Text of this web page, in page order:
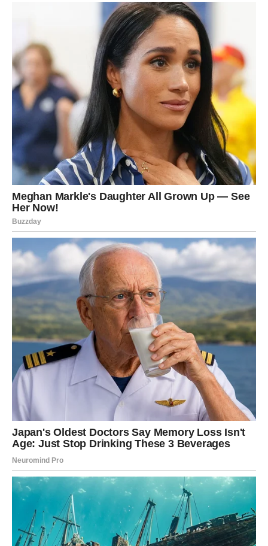
perioda ostvariti nešto o čemu dugo maštaju.
To može biti vezano za posao, ljubav ili jednu veoma
važnu životnu odluku.
Ono što je sigurno jeste činjenica da ćete konačno osjetiti
kako izgleda kada sudbina stane na vašu stranu.
Mnogi Rakovi će tokom ovog perioda dobiti motivaciju i
snagu da naprave promjene koje su dugo odlagali.
Svemir vam šalje znak da je
vrijeme za novi početak
Pred vama su dani tokom kojih ćete shvatiti da više ne
želite živjeti isto kao prije.
Počećete mnogo više vjerovati sebi i svojim
sposobnostima. Problemi koji su vas ranije iscrpljivali
polako gube svoju moć nad vama.
Konačno ćete imati osjećaj da možete ostvariti ono što
želite i da vas ništa više ne može zaustaviti.
Vaša sreća tek počinje
Ovo nije običan period u vašem životu. Zvijezde pokazuju
da ulazite u fazu tokom koje biste mogli ostvariti velike
snove i upoznati ljude koji će imati veoma važnu ulogu u
vašoj budućnosti.
Pred vama su dani tokom kojih ćete imati mnogo razloga
za osmijeh, a mnogi problemi koji su vas ranije mučili
konačno će ostati iza vas.